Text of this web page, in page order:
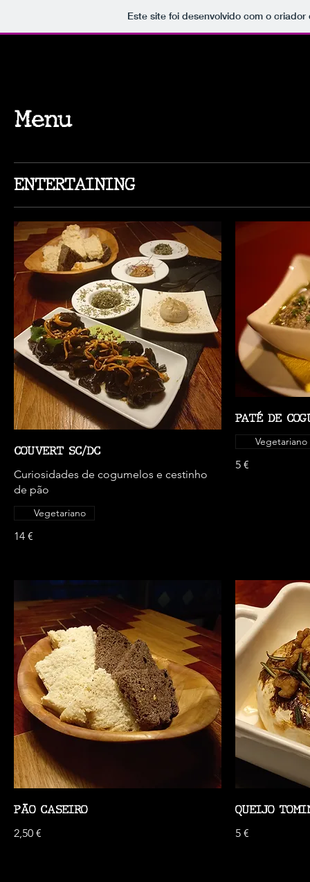
Este site foi desenvolvido com o
Menu
ENTERTAINING
COUVERT SC/DC
Curiosidades de cogumelos e cestinho
de pão
14 €
Vegetariano
PATÉ DE
5 €
Vegetariano
PÃO CASEIRO
2,50 €
QUEIJO
5 €